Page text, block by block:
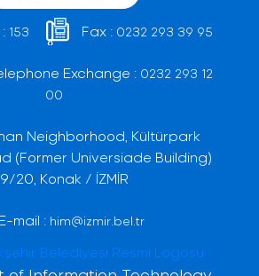
153 Fax : 0232 293 39 95
Exchange : 0232 293 12
00
Neighborhood, Kültürpark
(Former Universiade Building)
20, Konak / İZMİR
E-mail : him@izmir.bel.tr